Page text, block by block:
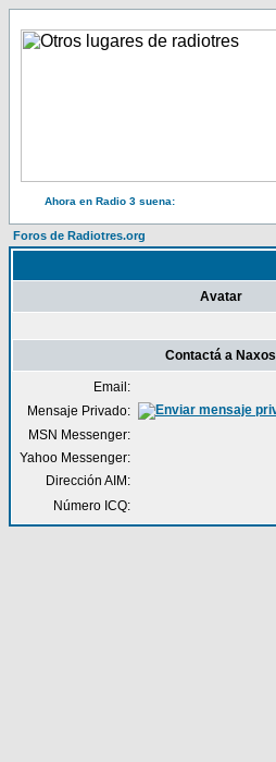
Ahora en Radio 3 suena:
Foros de Radiotres.org
Avatar
Contactá a Naxos
Email:
Mensaje Privado:
MSN Messenger:
Yahoo Messenger:
Dirección AIM:
Número ICQ: